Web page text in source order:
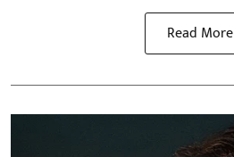
Read More